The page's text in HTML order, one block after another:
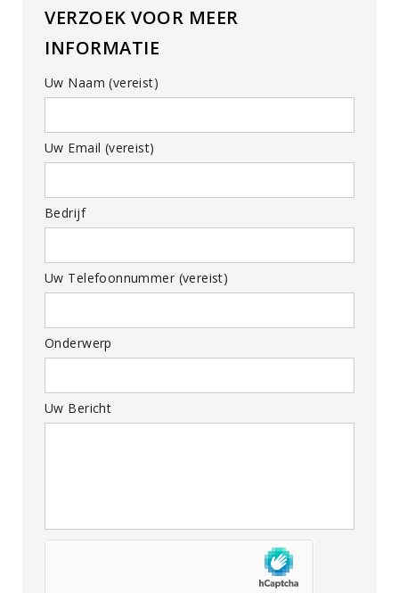
VERZOEK VOOR MEER
INFORMATIE
Uw Naam (vereist)
Uw Email (vereist)
Bedrijf
Uw Telefoonnummer (vereist)
Onderwerp
Uw Bericht